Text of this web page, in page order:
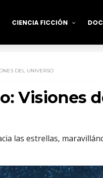
CIENCIA FICCIÓN
DEL UNIVERSO
Visiones
las estrellas,